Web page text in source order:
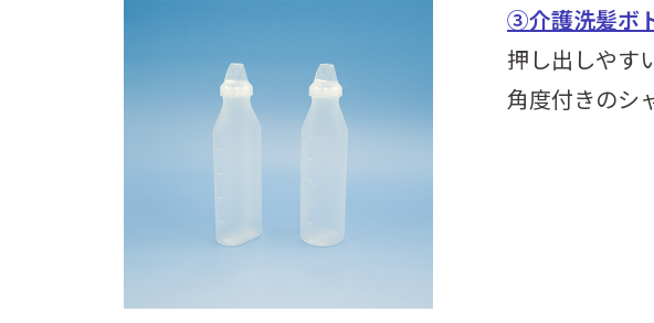
③介護洗髪ボ
押し出しやす
角度付きのシ